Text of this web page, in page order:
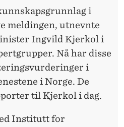
i
meldingen, utnevnte
Ingvild Kjerkol i
Nå har disse
i
i Norge. De
til Kjerkol i dag.
Institutt for